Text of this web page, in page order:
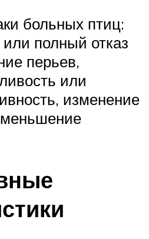
больных птиц:
полный отказ
перьев,
или
изменение